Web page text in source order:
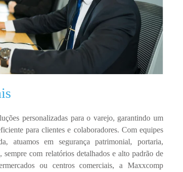
personalizadas para o varejo, garantindo um
para clientes e colaboradores. Comequipes
, atuamos em segurança patrimonial, portaria,
, sempre com relatórios detalhados e alto padrão de
ou centros comerciais, aMaxxcomp